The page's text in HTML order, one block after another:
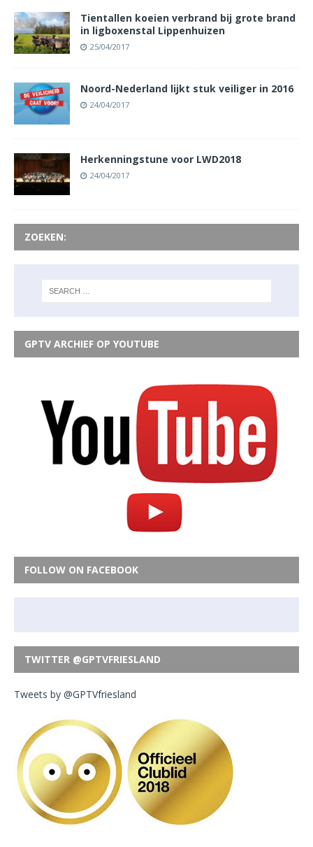
Tientallen koeien verbrand bij grote brand
in ligboxenstal Lippenhuizen
25/04/2017
Noord-Nederland lijkt stuk veiliger in 2016
24/04/2017
Herkenningstune voor LWD2018
24/04/2017
ZOEKEN:
GPTV ARCHIEF OP YOUTUBE
FOLLOW ON FACEBOOK
TWITTER @GPTVFRIESLAND
Tweets by @GPTVfriesland